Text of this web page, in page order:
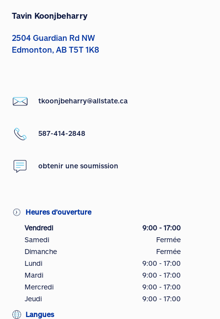
Tavin Koonjbeharry
2504 Guardian Rd NW
Edmonton, AB T5T 1K8
tkoonjbeharry@allstate.ca
587-414-2848
obtenir une soumission
Heures d’ouverture
Vendredi
9:00 - 17:00
Samedi
Fermée
Dimanche
Fermée
Lundi
9:00 - 17:00
Mardi
9:00 - 17:00
Mercredi
9:00 - 17:00
Jeudi
9:00 - 17:00
Langues